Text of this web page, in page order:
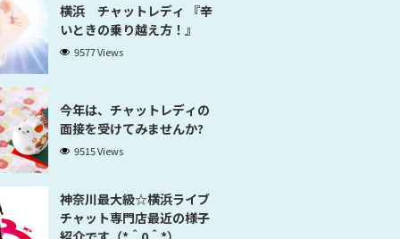
横浜 チャットレディ 『辛
いときの乗り越え方！』
9577 Views
今年は、チャットレディの
面接を受けてみませんか?
9515 Views
神奈川最大級☆横浜ライブ
チャット専門店最近の様子